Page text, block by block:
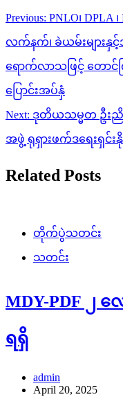
Post
navigation
Previous: PNLO၊ DPLA
လက်နက်၊ ခဲယမ်းများ
ရောက်လာသဖြင့် ​တော
ပြောင်းအပ်နှံ
Next: ဒုတိယသမ္မတ ဦး
အဖွဲ့ ရုရှားဖက်ဒရေးရှင်
Related Posts
တိုက်ပွဲသတင်း
သတင်း
MDY-PDF ၂
ရရှိ
admin
April 20, 2025